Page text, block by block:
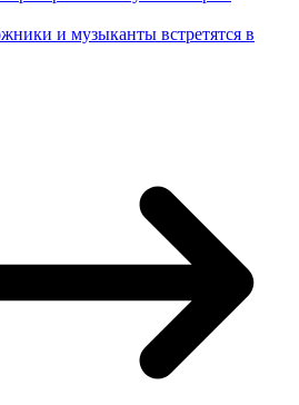
и музыканты встретятся в